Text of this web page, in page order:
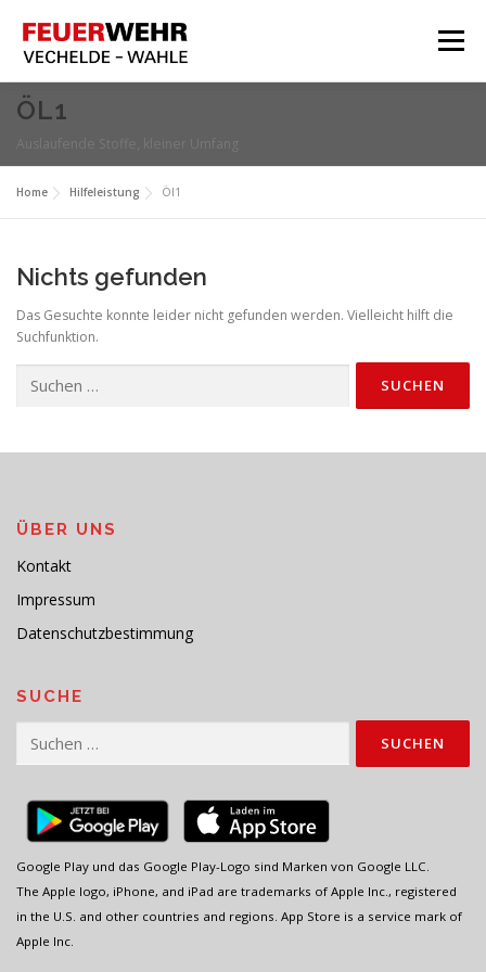
Inhalt
springen
Menü
HOME
Über Uns
Meine Feuerwehr
ÖL1
Home Hilfeleistung Öl1
Nichts gefunden
Das Gesuchte konnte leider nicht gefunden werden. Vielleicht hilft die
Suchfunktion.
nach:
ÜBER UNS
Kontakt
Impressum
Datenschutzbestimmung
SUCHE
Google Play und das Google Play-Logo sind Marken von Google LLC.
The Apple logo, iPhone, and iPad are trademarks of Apple Inc., registered
in the U.S. and other countries and regions. App Store is a service mark of
Apple Inc.